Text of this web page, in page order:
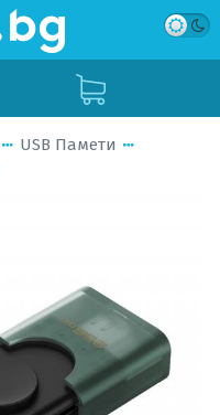
USB Памети